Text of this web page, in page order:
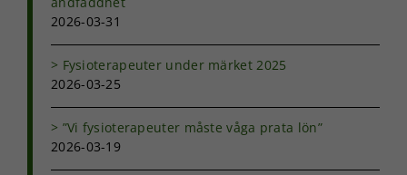
2026-03-31
Fysioterapeuter under märket 2025
2026-03-25
”Vi fysioterapeuter måste våga prata lön”
2026-03-19